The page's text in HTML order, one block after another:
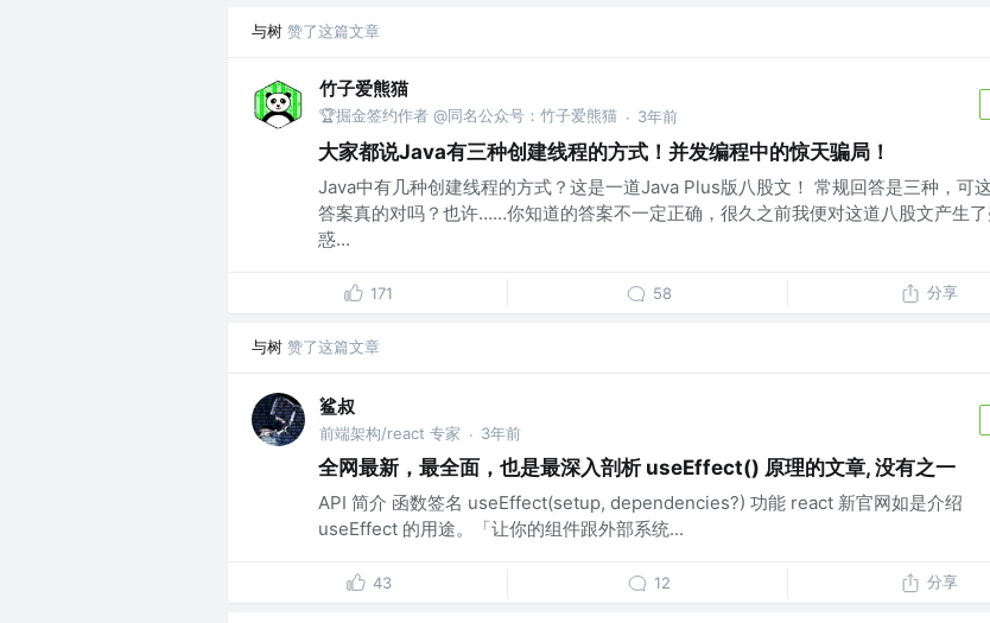
与树 赞了这篇文章
竹子爱熊猫
🏆掘金签约作者 @同名公众号：竹子爱熊猫 · 3年前
大家都说Java有三种创建线程的方式！并发编程中的惊天骗局！
Java中有几种创建线程的方式？这是一道Java Plus版八股文！ 常规回答是三种，可
答案真的对吗？也许……你知道的答案不一定正确，很久之前我便对这道八股文产生
惑...
171 58 分享
与树 赞了这篇文章
鲨叔
前端架构/react 专家 · 3年前
全网最新，最全面，也是最深入剖析 useEffect() 原理的文章, 没有之一
API 简介 函数签名 useEffect(setup, dependencies?) 功能 react 新官网如是介绍
useEffect 的用途。「让你的组件跟外部系统...
43 12 分享